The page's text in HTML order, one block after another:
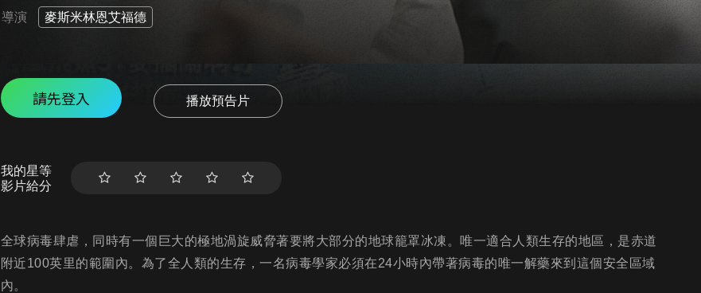
導演 麥斯米林恩艾福德
請先登入 播放預告片
我的星等
影片給分
全球病毒肆虐，同時有一個巨大的極地渦旋威脅著要將大部分的地球籠罩冰凍。唯一適合人類生存的地區，是赤道
附近100英里的範圍內。為了全人類的生存，一名病毒學家必須在24小時內帶著病毒的唯一解藥來到這個安全區域
內。